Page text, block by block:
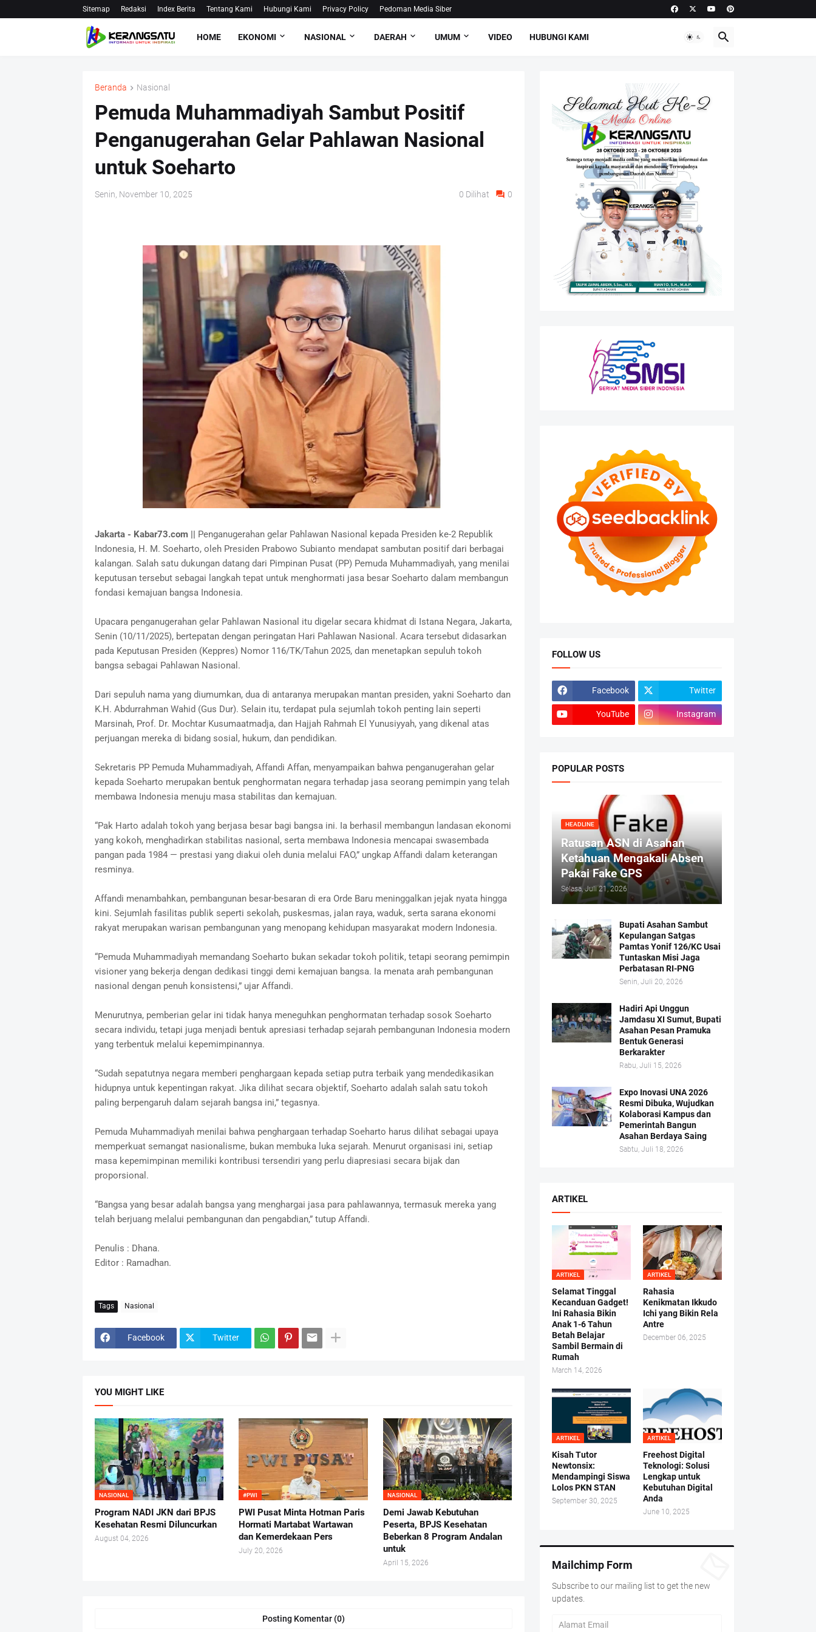
Sitemap Redaksi Index Berita Tentang Kami Hubungi Kami Privacy Policy Pedoman Media Siber
HOME EKONOMI NASIONAL DAERAH UMUM VIDEO HUBUNGI KAMI
Beranda Nasional
Pemuda Muhammadiyah Sambut Positif
Penganugerahan Gelar Pahlawan Nasional
untuk Soeharto
Senin, November 10, 2025 0 Dilihat 0
Jakarta - Kabar73.com || Penganugerahan gelar Pahlawan Nasional kepada Presiden ke-2 Republik
Indonesia, H. M. Soeharto, oleh Presiden Prabowo Subianto mendapat sambutan positif dari berbagai
kalangan. Salah satu dukungan datang dari Pimpinan Pusat (PP) Pemuda Muhammadiyah, yang menilai
keputusan tersebut sebagai langkah tepat untuk menghormati jasa besar Soeharto dalam membangun
fondasi kemajuan bangsa Indonesia.
Upacara penganugerahan gelar Pahlawan Nasional itu digelar secara khidmat di Istana Negara, Jakarta,
Senin (10/11/2025), bertepatan dengan peringatan Hari Pahlawan Nasional. Acara tersebut didasarkan
pada Keputusan Presiden (Keppres) Nomor 116/TK/Tahun 2025, dan menetapkan sepuluh tokoh
bangsa sebagai Pahlawan Nasional.
Dari sepuluh nama yang diumumkan, dua di antaranya merupakan mantan presiden, yakni Soeharto dan
K.H. Abdurrahman Wahid (Gus Dur). Selain itu, terdapat pula sejumlah tokoh penting lain seperti
Marsinah, Prof. Dr. Mochtar Kusumaatmadja, dan Hajjah Rahmah El Yunusiyyah, yang dikenal atas
perjuangan mereka di bidang sosial, hukum, dan pendidikan.
Sekretaris PP Pemuda Muhammadiyah, Affandi Affan, menyampaikan bahwa penganugerahan gelar
kepada Soeharto merupakan bentuk penghormatan negara terhadap jasa seorang pemimpin yang telah
membawa Indonesia menuju masa stabilitas dan kemajuan.
“Pak Harto adalah tokoh yang berjasa besar bagi bangsa ini. Ia berhasil membangun landasan ekonomi
yang kokoh, menghadirkan stabilitas nasional, serta membawa Indonesia mencapai swasembada
pangan pada 1984 — prestasi yang diakui oleh dunia melalui FAO,” ungkap Affandi dalam keterangan
resminya.
Affandi menambahkan, pembangunan besar-besaran di era Orde Baru meninggalkan jejak nyata hingga
kini. Sejumlah fasilitas publik seperti sekolah, puskesmas, jalan raya, waduk, serta sarana ekonomi
rakyat merupakan warisan pembangunan yang menopang kehidupan masyarakat modern Indonesia.
“Pemuda Muhammadiyah memandang Soeharto bukan sekadar tokoh politik, tetapi seorang pemimpin
visioner yang bekerja dengan dedikasi tinggi demi kemajuan bangsa. Ia menata arah pembangunan
nasional dengan penuh konsistensi,” ujar Affandi.
Menurutnya, pemberian gelar ini tidak hanya meneguhkan penghormatan terhadap sosok Soeharto
secara individu, tetapi juga menjadi bentuk apresiasi terhadap sejarah pembangunan Indonesia modern
yang terbentuk melalui kepemimpinannya.
“Sudah sepatutnya negara memberi penghargaan kepada setiap putra terbaik yang mendedikasikan
hidupnya untuk kepentingan rakyat. Jika dilihat secara objektif, Soeharto adalah salah satu tokoh
paling berpengaruh dalam sejarah bangsa ini,” tegasnya.
Pemuda Muhammadiyah menilai bahwa penghargaan terhadap Soeharto harus dilihat sebagai upaya
memperkuat semangat nasionalisme, bukan membuka luka sejarah. Menurut organisasi ini, setiap
masa kepemimpinan memiliki kontribusi tersendiri yang perlu diapresiasi secara bijak dan
proporsional.
“Bangsa yang besar adalah bangsa yang menghargai jasa para pahlawannya, termasuk mereka yang
telah berjuang melalui pembangunan dan pengabdian,” tutup Affandi.
Penulis : Dhana.
Editor : Ramadhan.
Tags Nasional
Facebook Twitter
YOU MIGHT LIKE
NASIONAL
Program NADI JKN dari BPJS
Kesehatan Resmi Diluncurkan
August 04, 2026
#PWI
PWI Pusat Minta Hotman Paris
Hormati Martabat Wartawan
dan Kemerdekaan Pers
July 20, 2026
NASIONAL
Demi Jawab Kebutuhan
Peserta, BPJS Kesehatan
Beberkan 8 Program Andalan
untuk
April 15, 2026
Posting Komentar (0)
FOLLOW US
Facebook Twitter
YouTube Instagram
POPULAR POSTS
HEADLINE
Ratusan ASN di Asahan
Ketahuan Mengakali Absen
Pakai Fake GPS
Selasa, Juli 21, 2026
Bupati Asahan Sambut
Kepulangan Satgas
Pamtas Yonif 126/KC Usai
Tuntaskan Misi Jaga
Perbatasan RI-PNG
Senin, Juli 20, 2026
Hadiri Api Unggun
Jamdasu XI Sumut, Bupati
Asahan Pesan Pramuka
Bentuk Generasi
Berkarakter
Rabu, Juli 15, 2026
Expo Inovasi UNA 2026
Resmi Dibuka, Wujudkan
Kolaborasi Kampus dan
Pemerintah Bangun
Asahan Berdaya Saing
Sabtu, Juli 18, 2026
ARTIKEL
ARTIKEL
Selamat Tinggal
Kecanduan Gadget!
Ini Rahasia Bikin
Anak 1-6 Tahun
Betah Belajar
Sambil Bermain di
Rumah
March 14, 2026
ARTIKEL
Rahasia
Kenikmatan Ikkudo
Ichi yang Bikin Rela
Antre
December 06, 2025
ARTIKEL
Kisah Tutor
Newtonsix:
Mendampingi Siswa
Lolos PKN STAN
September 30, 2025
ARTIKEL
Freehost Digital
Teknologi: Solusi
Lengkap untuk
Kebutuhan Digital
Anda
June 10, 2025
Mailchimp Form
Subscribe to our mailing list to get the new
updates.